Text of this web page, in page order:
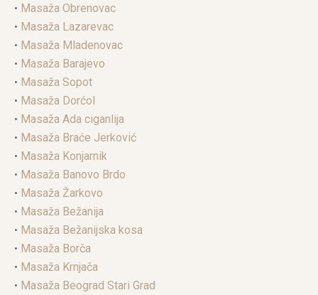
• Masaža Obrenovac
• Masaža Lazarevac
• Masaža Mladenovac
• Masaža Barajevo
• Masaža Sopot
• Masaža Dorćol
• Masaža Ada ciganlija
• Masaža Braće Jerković
• Masaža Konjarnik
• Masaža Banovo Brdo
• Masaža Žarkovo
• Masaža Bežanija
• Masaža Bežanijska kosa
• Masaža Borča
• Masaža Krnjača
• Masaža Beograd Stari Grad